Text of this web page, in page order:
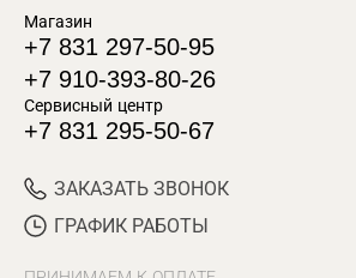
Магазин
+7 831 297-50-95
+7 910-393-80-26
Сервисный центр
+7 831 295-50-67
ЗАКАЗАТЬ ЗВОНОК
ГРАФИК РАБОТЫ